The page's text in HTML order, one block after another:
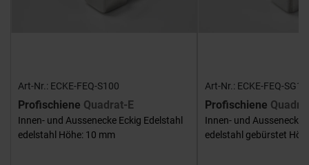
Art-Nr.: ECKE-FEQ-S100
Profischiene Quadrat-E
Innen- und Aussenecke Eckig Edelstahl
edelstahl Höhe: 10 mm
Art-Nr.: ECKE-FEQ-
Profischiene
Innen- und Aussenecke
edelstahl gebürstet